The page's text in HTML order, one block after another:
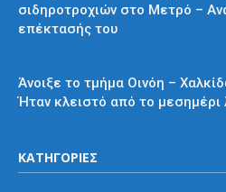
σιδηροτροχιών στο Μετρό –
επέκτασής του
Άνοιξε το τμήμα Οινόη –
Ήταν κλειστό από το μεσημέρι
ΚΑΤΗΓΟΡΙΕΣ